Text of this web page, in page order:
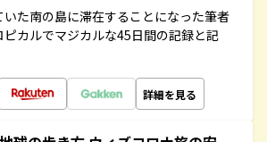
た南の島に滞在することになった筆者
カルでマジカルな45日間の記録と記
詳細を見る